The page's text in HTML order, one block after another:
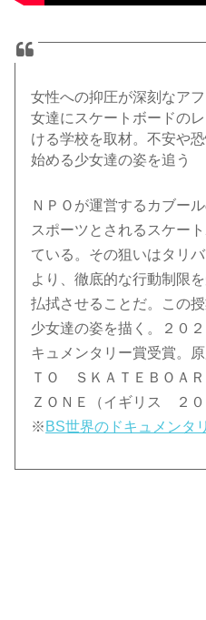
女性への抑圧が深刻なア
女達にスケートボードの
ける学校を取材。不安や
始める少女達の姿を追う
ＮＰＯが運営するカブー
スポーツとされるスケー
ている。その狙いはタリ
より、徹底的な行動制限
払拭させることだ。この
少女達の姿を描く。２０
キュメンタリー賞受賞。
ＴＯ ＳＫＡＴＥＢＯ
ＺＯＮＥ（イギリス ２０
※ BS世界のドキュメンタ